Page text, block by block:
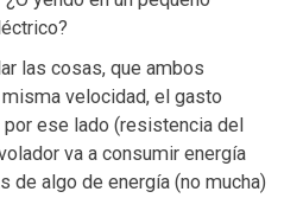
las cosas, que ambos
velocidad, el gasto
ese lado (resistencia del
va a consumir energía
de algo de energía (no mucha)